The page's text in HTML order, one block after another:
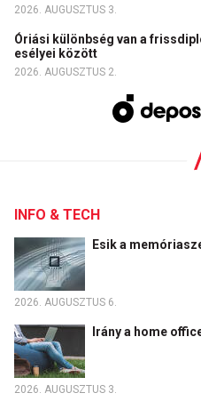
2026. AUGUSZTUS 3.
Óriási különbség van a
esélyei között
2026. AUGUSZTUS 2.
INFO & TECH
Esik a
2026. AUGUSZTUS 6.
Irány a home
2026. AUGUSZTUS 3.